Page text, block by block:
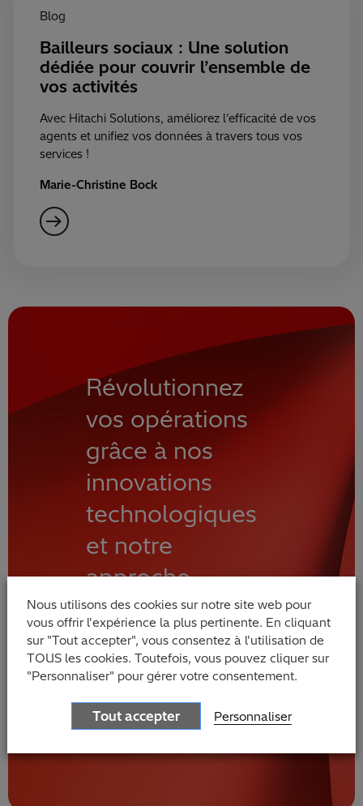
Blog
Bailleurs sociaux : Une solution
dédiée pour couvrir l’ensemble de
vos activités
Avec Hitachi Solutions, améliorez l’efficacité de vos
agents et unifiez vos données à travers tous vos
services !
Marie-Christine Bock
Révolutionnez
vos opérations
grâce à nos
innovations
technologiques
et notre
approche
centrée sur
l’humain
Contactez nos
experts
Nous utilisons des cookies sur notre site web pour
vous offrir l'expérience la plus pertinente. En cliquant
sur "Tout accepter", vous consentez à l'utilisation de
TOUS les cookies. Toutefois, vous pouvez cliquer sur
"Personnaliser" pour gérer votre consentement.
Tout accepter Personnaliser